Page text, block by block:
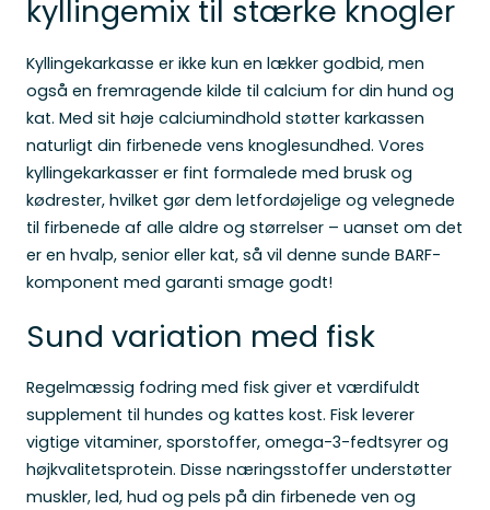
kyllingemix til stærke knogler
Kyllingekarkasse er ikke kun en lækker godbid, men
også en fremragende kilde til calcium for din hund og
kat. Med sit høje calciumindhold støtter karkassen
naturligt din firbenede vens knoglesundhed. Vores
kyllingekarkasser er fint formalede med brusk og
kødrester, hvilket gør dem letfordøjelige og velegnede
til firbenede af alle aldre og størrelser – uanset om det
er en hvalp, senior eller kat, så vil denne sunde BARF-
komponent med garanti smage godt!
Sund variation med fisk
Regelmæssig fodring med fisk giver et værdifuldt
supplement til hundes og kattes kost. Fisk leverer
vigtige vitaminer, sporstoffer, omega-3-fedtsyrer og
højkvalitetsprotein. Disse næringsstoffer understøtter
muskler, led, hud og pels på din firbenede ven og